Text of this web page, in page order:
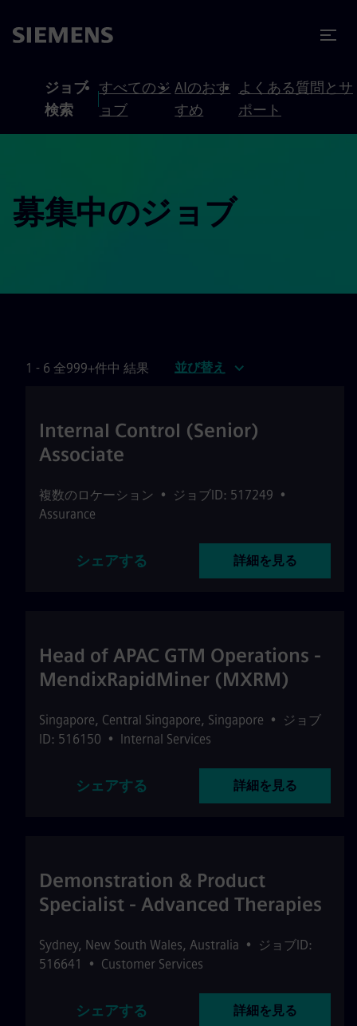
ジョブ
検索
すべてのジ
ョブ
AIのおす
すめ
よくある質問とサ
ポート
募集中のジョブ
1 - 6 全999+件中 結果 並び替え
Internal Control (Senior)
Associate
複数のロケーション • ジョブID: 517249 •
Assurance
シェアする 詳細を見る
Head of APAC GTM Operations -
MendixRapidMiner (MXRM)
Singapore, Central Singapore, Singapore •
ジョブ
ID: 516150 • Internal Services
シェアする 詳細を見る
Demonstration & Product
Specialist - Advanced Therapies
Sydney, New South Wales, Australia •
ジョブID:
516641
• Customer Services
シェアする 詳細を見る